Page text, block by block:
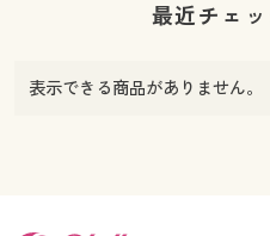
最近チェ
表示できる商品がありません。